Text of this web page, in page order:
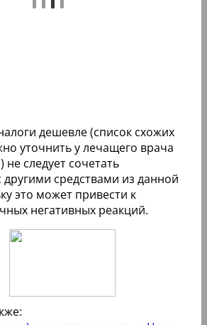
дешевле (список схожих
уточнить у лечащего врача
следует сочетать
средствами из данной
это может привести к
негативных реакций.